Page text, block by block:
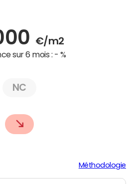
€/m2
sur 6 mois : - %
NC
Méthodologie